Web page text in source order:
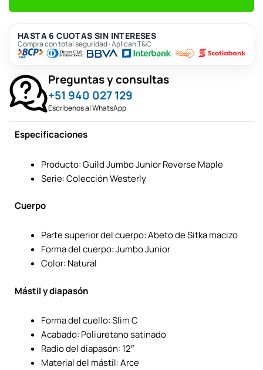
HASTA 6 CUOTAS SIN INTERESES
Compra con total seguridad · Aplican T&C
Preguntas y consultas
+51 940 027 129
Escríbenos al WhatsApp
Especificaciones
Producto: Guild Jumbo Junior Reverse Maple
Serie: Colección Westerly
Cuerpo
Parte superior del cuerpo: Abeto de Sitka macizo
Forma del cuerpo: Jumbo Junior
Color: Natural
Mástil y diapasón
Forma del cuello: Slim C
Acabado: Poliuretano satinado
Radio del diapasón: 12″
Material del mástil: Arce